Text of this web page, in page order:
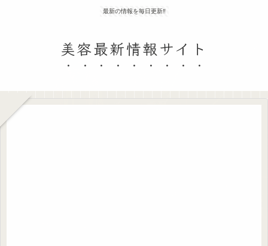
最新の情報を毎日更新‼
美容最新情報サイト